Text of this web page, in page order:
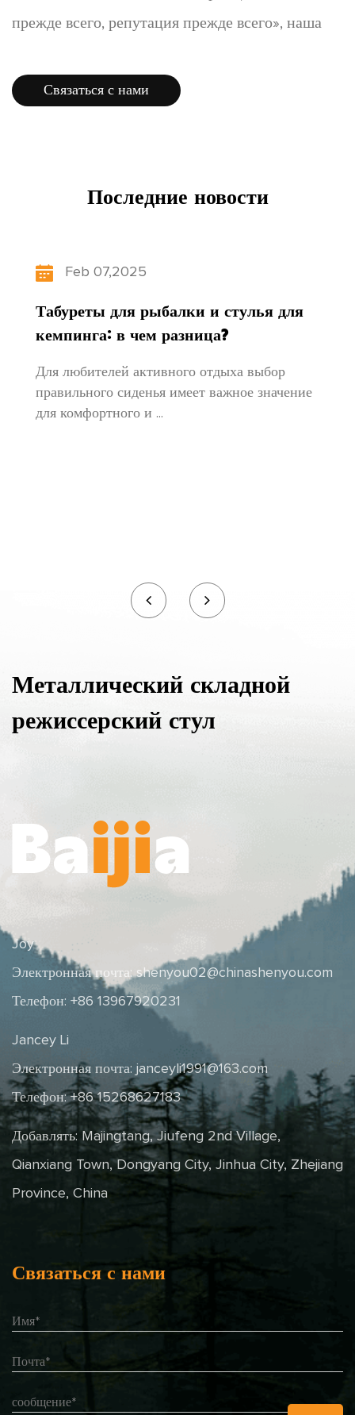
прежде всего, репутация прежде всего», наша
продукции, новинки и доступные цены, которые
Восточную Азию и другие страны и регионы.
ориентированные на людей», наша фабрика
продукции, уделяет внимание развитию
отвечающих потребностям каждого!
Связаться с нами
Последние новости
Feb 07,2025
Табуреты для рыбалки и стулья для
кемпинга: в чем разница?
Для любителей активного отдыха выбор
правильного сиденья имеет важное значение
для комфортного и ...
Металлический складной
режиссерский стул
Joy
Электронная почта:shenyou02@chinashenyou.com
Телефон: +86 13967920231
Jancey Li
Электронная почта: janceyli1991@163.com
Телефон: +86 15268627183
Добавлять: Majingtang, Jiufeng 2nd Village,
Qianxiang Town, Dongyang City, Jinhua City, Zhejiang
Province, China
Связаться с нами